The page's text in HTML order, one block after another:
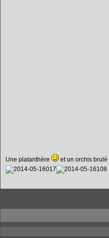
Une platanthère et un orchis